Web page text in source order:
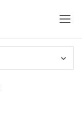
모바